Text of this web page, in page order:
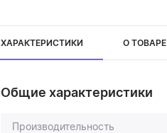
ХАРАКТЕРИСТИКИ О ТОВАРЕ
Общие характеристики
Производительность